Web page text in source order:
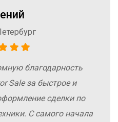
благодарность
Sale за быстрое и
сделки по
С самого начала